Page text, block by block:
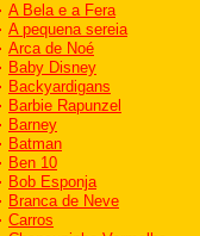
A Bela e a Fera
A pequena sereia
Arca de Noé
Baby Disney
Backyardigans
Barbie Rapunzel
Barney
Batman
Ben 10
Bob Esponja
Branca de Neve
Carros